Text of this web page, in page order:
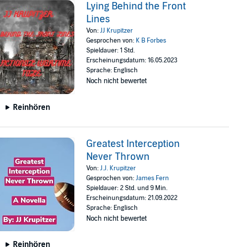
Reinhören
Lying Behind the Front
Lines
Von:JJ Krupitzer
Gesprochen von: K B Forbes
Spieldauer: 1 Std.
Erscheinungsdatum: 16.05.2023
Sprache: Englisch
Noch nicht bewertet
Reinhören
Greatest Interception
Never Thrown
Von:J.J. Krupitzer
Gesprochen von:James Fern
Spieldauer: 2 Std. und 9 Min.
Erscheinungsdatum: 21.09.2022
Sprache: Englisch
Noch nicht bewertet